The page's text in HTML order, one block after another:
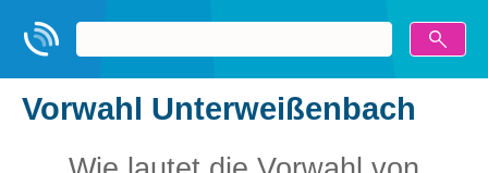
Vorwahl Unterweißenbach